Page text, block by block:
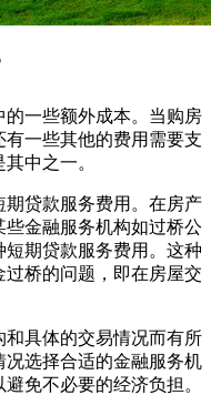
一些额外成本。当购房
一些其他的费用需要支
中之一。
贷款服务费用。在房产
金融服务机构如过桥公
期贷款服务费用。这种
桥的问题，即在房屋交
具体的交易情况而有所
选择合适的金融服务机
免不必要的经济负担。